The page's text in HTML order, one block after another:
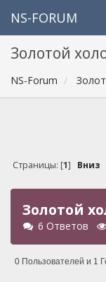
NS-FORUM
Золотой
NS-Forum
Страницы: [1] Вниз
Золотой
6 Ответов
0 Пользователей и 1